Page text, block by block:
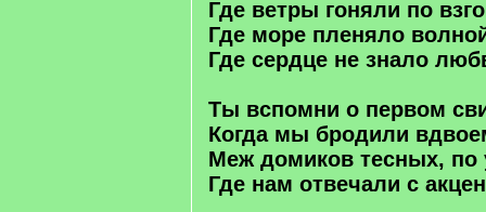
Где ветры гоняли по
Где море пленяло
Где сердце не знало
Ты вспомни о первом
Когда мы бродили
Меж домиков тесных, по
Где нам отвечали с